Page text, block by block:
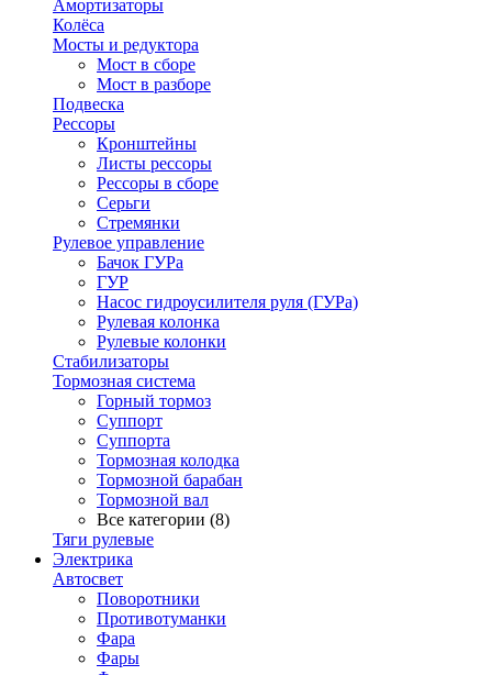
Амортизаторы
Колёса
Мосты и редуктора
Мост в сборе
Мост в разборе
Подвеска
Рессоры
Кронштейны
Листы рессоры
Рессоры в сборе
Серьги
Стремянки
Рулевое управление
Бачок ГУРа
ГУР
Насос гидроусилителя руля (ГУРа)
Рулевая колонка
Рулевые колонки
Стабилизаторы
Тормозная система
Горный тормоз
Суппорт
Суппорта
Тормозная колодка
Тормозной барабан
Тормозной вал
Все категории (8)
Тяги рулевые
Электрика
Автосвет
Поворотники
Противотуманки
Фара
Фары